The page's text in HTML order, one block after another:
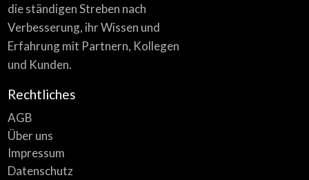
die ständigen Streben nach
Verbesserung, ihr Wissen und
Erfahrung mit Partnern, Kollegen
und Kunden.
Rechtliches
AGB
Über uns
Impressum
Datenschutz